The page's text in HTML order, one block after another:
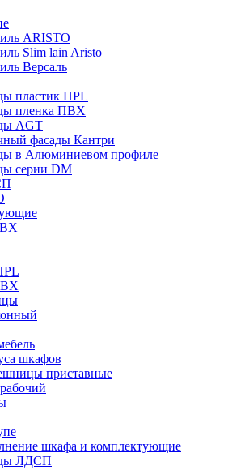
ARISTO
Slim lain Aristo
Версаль
пластик HPL
пленка ПВХ
AGT
фасады Кантри
в Алюминиевом профиле
серии DM
шкафов
приставные
шкафа и комплектующие
ЛДСП